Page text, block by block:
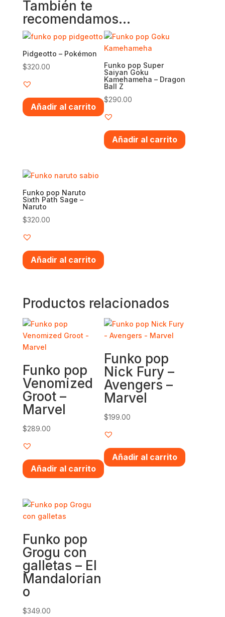
También te
recomendamos…
Pidgeotto – Pokémon
$320.00
Añadir al carrito
Funko pop Super
Saiyan Goku
Kamehameha – Dragon
Ball Z
$290.00
Añadir al carrito
Funko pop Naruto
Sixth Path Sage –
Naruto
$320.00
Añadir al carrito
Productos relacionados
Funko pop
Venomized
Groot –
Marvel
$289.00
Añadir al carrito
Funko pop
Nick Fury –
Avengers –
Marvel
$199.00
Añadir al carrito
Funko pop
Grogu con
galletas – El
Mandalorian
o
$349.00